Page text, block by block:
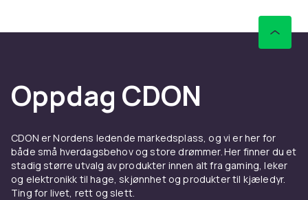
Oppdag CDON
CDON er Nordens ledende markedsplass, og vi er her for
både små hverdagsbehov og store drømmer. Her finner du et
stadig større utvalg av produkter innen alt fra gaming, leker
og elektronikk til hage, skjønnhet og produkter til kjæledyr.
Ting for livet, rett og slett.